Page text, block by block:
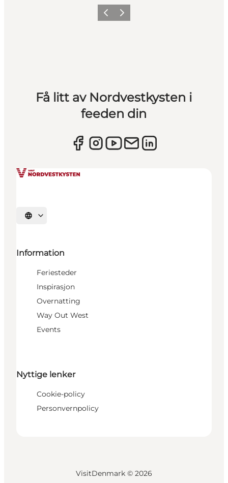
ForrigeNeste
Få litt av Nordvestkysten i
feeden din
Velg språk
Information
Feriesteder
Inspirasjon
Overnatting
Way Out West
Events
Nyttige lenker
Cookie-policy
Personvernpolicy
VisitDenmark © 2026